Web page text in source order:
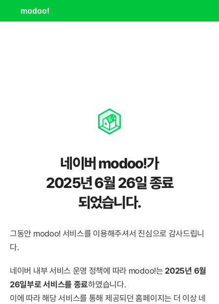
modoo!
네이버 modoo!가
2025년 6월 26일 종료
되었습니다.
그동안 modoo! 서비스를 이용해주셔서 진심으로 감사드립니
다.
네이버 내부 서비스 운영 정책에 따라 modoo!는 2025년 6월
26일부로 서비스를 종료하였습니다.
이에 따라 해당 서비스를 통해 제공되던 홈페이지는 더 이상 네